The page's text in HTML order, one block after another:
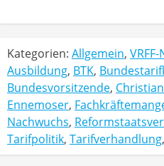
Kategorien: Allgemein,
Ausbildung, BTK,
Bundesvorsitzende,
Ennemoser,
Nachwuchs,
Tarifpolitik, Tarifverhandlung,